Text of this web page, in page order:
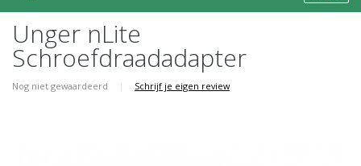
Unger nLite
Schroefdraadadapter
Nog niet gewaardeerd | Schrijf je eigen review